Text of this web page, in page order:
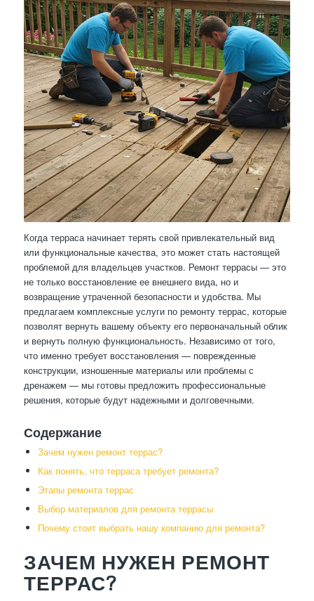
Когда терраса начинает терять свой привлекательный вид
или функциональные качества, это может стать настоящей
проблемой для владельцев участков. Ремонт террасы — это
не только восстановление ее внешнего вида, но и
возвращение утраченной безопасности и удобства. Мы
предлагаем комплексные услуги по ремонту террас, которые
позволят вернуть вашему объекту его первоначальный облик
и вернуть полную функциональность. Независимо от того,
что именно требует восстановления — поврежденные
конструкции, изношенные материалы или проблемы с
дренажем — мы готовы предложить профессиональные
решения, которые будут надежными и долговечными.
Содержание
Зачем нужен ремонт террас?
Как понять, что терраса требует ремонта?
Этапы ремонта террас
Выбор материалов для ремонта террасы
Почему стоит выбрать нашу компанию для ремонта?
ЗАЧЕМ НУЖЕН РЕМОНТ
ТЕРРАС?